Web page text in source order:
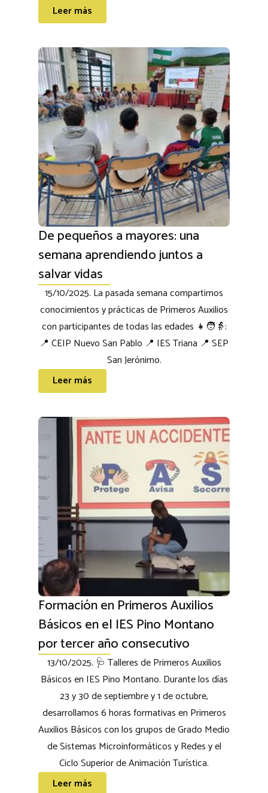
Leer más
De pequeños a mayores: una
semana aprendiendo juntos a
salvar vidas
15/10/2025. La pasada semana compartimos
conocimientos y prácticas de Primeros Auxilios
con participantes de todas las edades 👧🧑👵:
📍 CEIP Nuevo San Pablo 📍 IES Triana 📍 SEP
San Jerónimo.
Leer más
Formación en Primeros Auxilios
Básicos en el IES Pino Montano
por tercer año consecutivo
13/10/2025. 🩺 Talleres de Primeros Auxilios
Básicos en IES Pino Montano. Durante los días
23 y 30 de septiembre y 1 de octubre,
desarrollamos 6 horas formativas en Primeros
Auxilios Básicos con los grupos de Grado Medio
de Sistemas Microinformáticos y Redes y el
Ciclo Superior de Animación Turística.
Leer más